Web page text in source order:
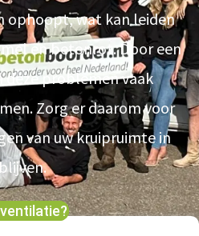
ophoopt, wat kan leiden
en betonrot. Door een
problemen vaak
Zorg er daarom voor
van uw kruipruimte in